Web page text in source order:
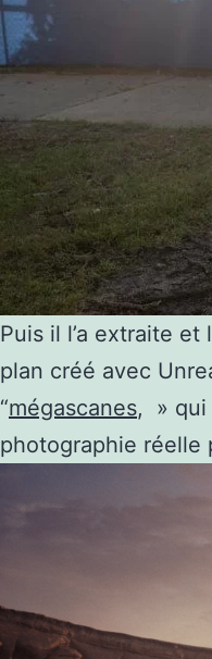
Puis il l’a extraite et
plan créé avec
“mégascanes, » qui
photographie réelle